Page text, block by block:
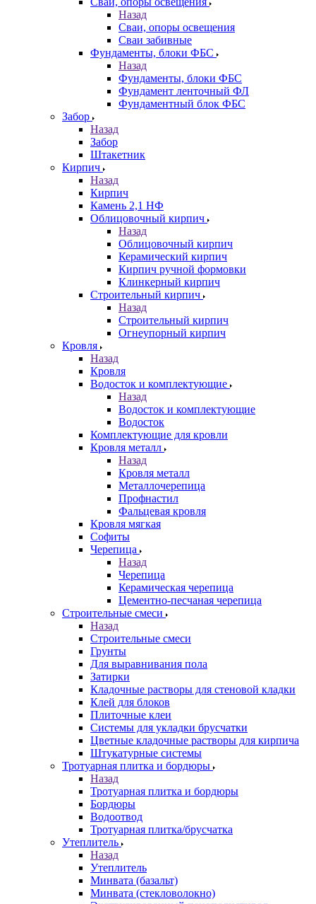
Назад
Сваи, опоры освещения
Сваи забивные
Фундаменты, блоки ФБС
Назад
Фундаменты, блоки ФБС
Фундамент ленточный ФЛ
Фундаментный блок ФБС
Забор
Назад
Забор
Штакетник
Кирпич
Назад
Кирпич
Камень 2,1 НФ
Облицовочный кирпич
Назад
Облицовочный кирпич
Керамический кирпич
Кирпич ручной формовки
Клинкерный кирпич
Строительный кирпич
Назад
Строительный кирпич
Огнеупорный кирпич
Кровля
Назад
Кровля
Водосток и комплектующие
Назад
Водосток и комплектующие
Водосток
Комплектующие для кровли
Кровля металл
Назад
Кровля металл
Металлочерепица
Профнастил
Фальцевая кровля
Кровля мягкая
Софиты
Черепица
Назад
Черепица
Керамическая черепица
Цементно-песчаная черепица
Строительные смеси
Назад
Строительные смеси
Грунты
Для выравнивания пола
Затирки
Кладочные растворы для стеновой кладки
Клей для блоков
Плиточные клеи
Системы для укладки брусчатки
Цветные кладочные растворы для кирпича
Штукатурные системы
Тротуарная плитка и бордюры
Назад
Тротуарная плитка и бордюры
Бордюры
Водоотвод
Тротуарная плитка/брусчатка
Утеплитель
Назад
Утеплитель
Минвата (базальт)
Минвата (стекловолокно)